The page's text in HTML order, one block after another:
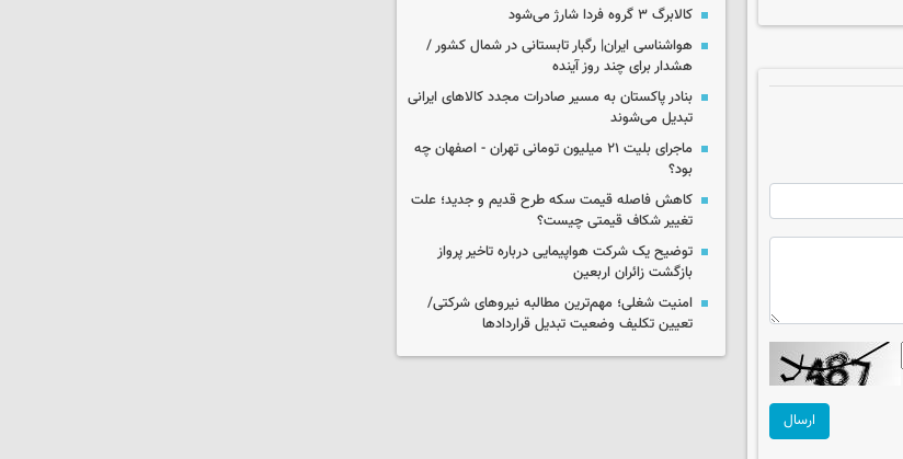
ارسال
کالابرگ ۳ گروه فردا شارژ می‌شود
هواشناسی ایران| رگبار تابستانی در شمال کشور /
هشدار برای چند روز آینده
بنادر پاکستان به مسیر صادرات مجدد کالاهای ایرانی
تبدیل می‌شوند
ماجرای بلیت ۲۱ میلیون تومانی تهران - اصفهان چه
بود؟
کاهش فاصله قیمت سکه طرح قدیم و جدید؛ علت
تغییر شکاف قیمتی چیست؟
توضیح یک شرکت هواپیمایی درباره تاخیر پرواز
بازگشت زائران اربعین
امنیت شغلی؛ مهم‌ترین مطالبه نیروهای شرکتی/
تعیین تکلیف وضعیت تبدیل قراردادها